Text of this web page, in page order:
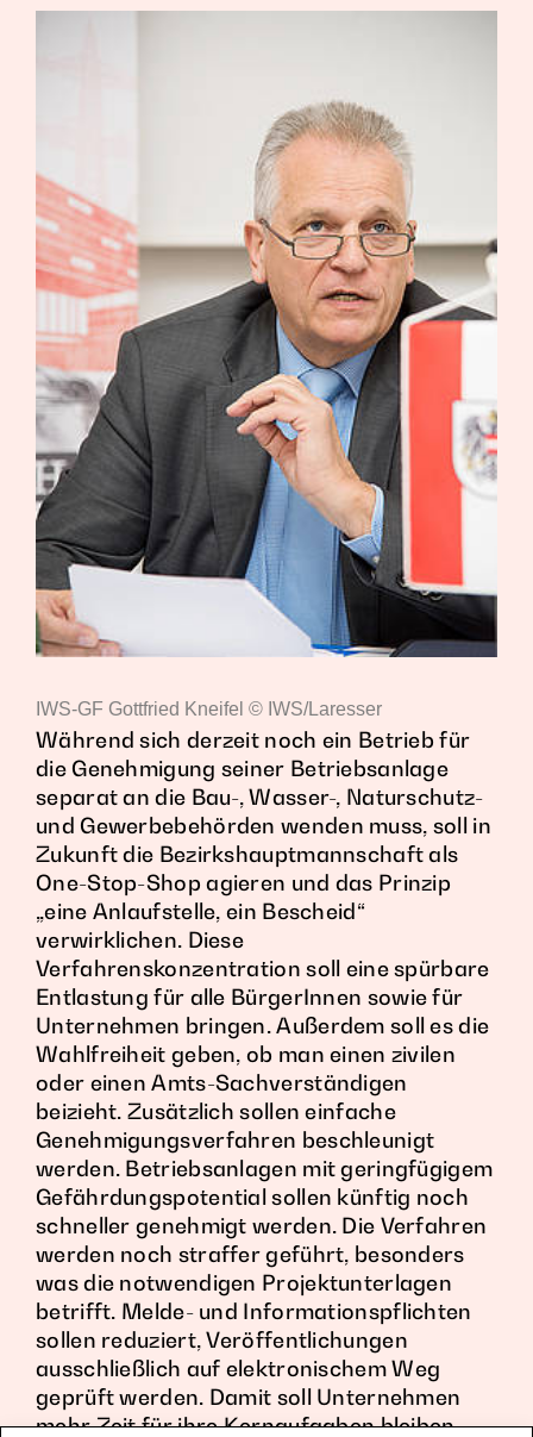
IWS-GF Gottfried Kneifel © IWS/Laresser
Während sich derzeit noch ein Betrieb für
die Genehmigung seiner Betriebsanlage
separat an die Bau-, Wasser-, Naturschutz-
und Gewerbebehörden wenden muss, soll in
Zukunft die Bezirkshauptmannschaft als
One-Stop-Shop agieren und das Prinzip
„eine Anlaufstelle, ein Bescheid“
verwirklichen. Diese
Verfahrenskonzentration soll eine spürbare
Entlastung für alle BürgerInnen sowie für
Unternehmen bringen. Außerdem soll es die
Wahlfreiheit geben, ob man einen zivilen
oder einen Amts-Sachverständigen
beizieht. Zusätzlich sollen einfache
Genehmigungsverfahren beschleunigt
werden. Betriebsanlagen mit geringfügigem
Gefährdungspotential sollen künftig noch
schneller genehmigt werden. Die Verfahren
werden noch straffer geführt, besonders
was die notwendigen Projektunterlagen
betrifft. Melde- und Informationspflichten
sollen reduziert, Veröffentlichungen
ausschließlich auf elektronischem Weg
geprüft werden. Damit soll Unternehmen
mehr Zeit für ihre Kernaufgaben bleiben.